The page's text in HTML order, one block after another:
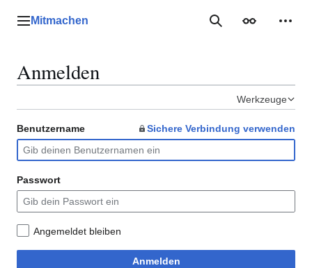
Inhalt
Hauptmenü
Mitmachen Suche
Anmelden
Werkzeuge
Benutzername Sichere Verbindung verwenden
Passwort
Angemeldet bleiben
Anmelden